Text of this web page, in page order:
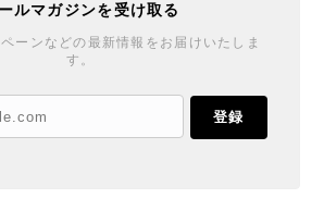
ルマガジンを受け取る
ーンなどの最新情報をお届けいたしま
す。
登録